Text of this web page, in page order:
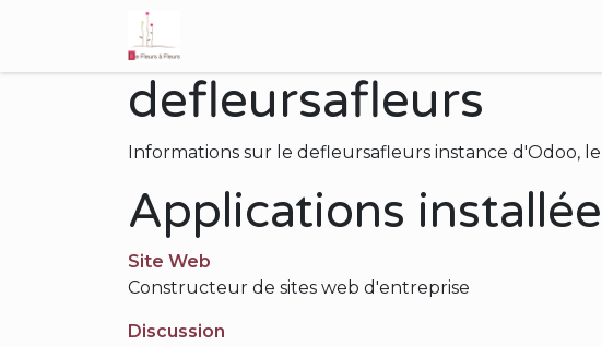
Se rendre au contenu
defleursafleurs
Informations sur le defleursafleurs instance d'Odoo, le
Applications
Site Web
Constructeur de sites web d'entreprise
Discussion